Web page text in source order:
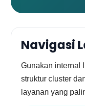
Navigasi
Gunakan internal
struktur cluster
layanan yang